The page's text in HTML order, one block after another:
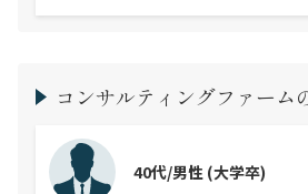
コンサルティングファーム
40代/男性 (大学卒)